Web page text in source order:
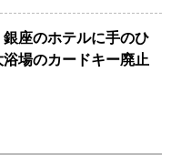
座のホテルに手のひ
場のカードキー廃止